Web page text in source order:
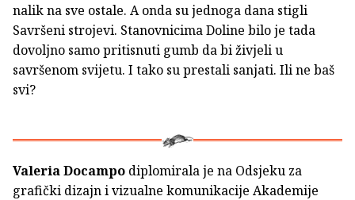
nalik na sve ostale. A onda su jednoga dana stigli
Savršeni strojevi. Stanovnicima Doline bilo je tada
dovoljno samo pritisnuti gumb da bi živjeli u
savršenom svijetu. I tako su prestali sanjati. Ili ne baš
svi?
Valeria Docampo diplomirala je na Odsjeku za
grafički dizajn i vizualne komunikacije Akademije